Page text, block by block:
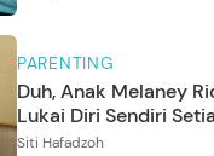
PARENTING
Duh, Anak Melaney
Lukai Diri Sendiri
Siti Hafadzoh